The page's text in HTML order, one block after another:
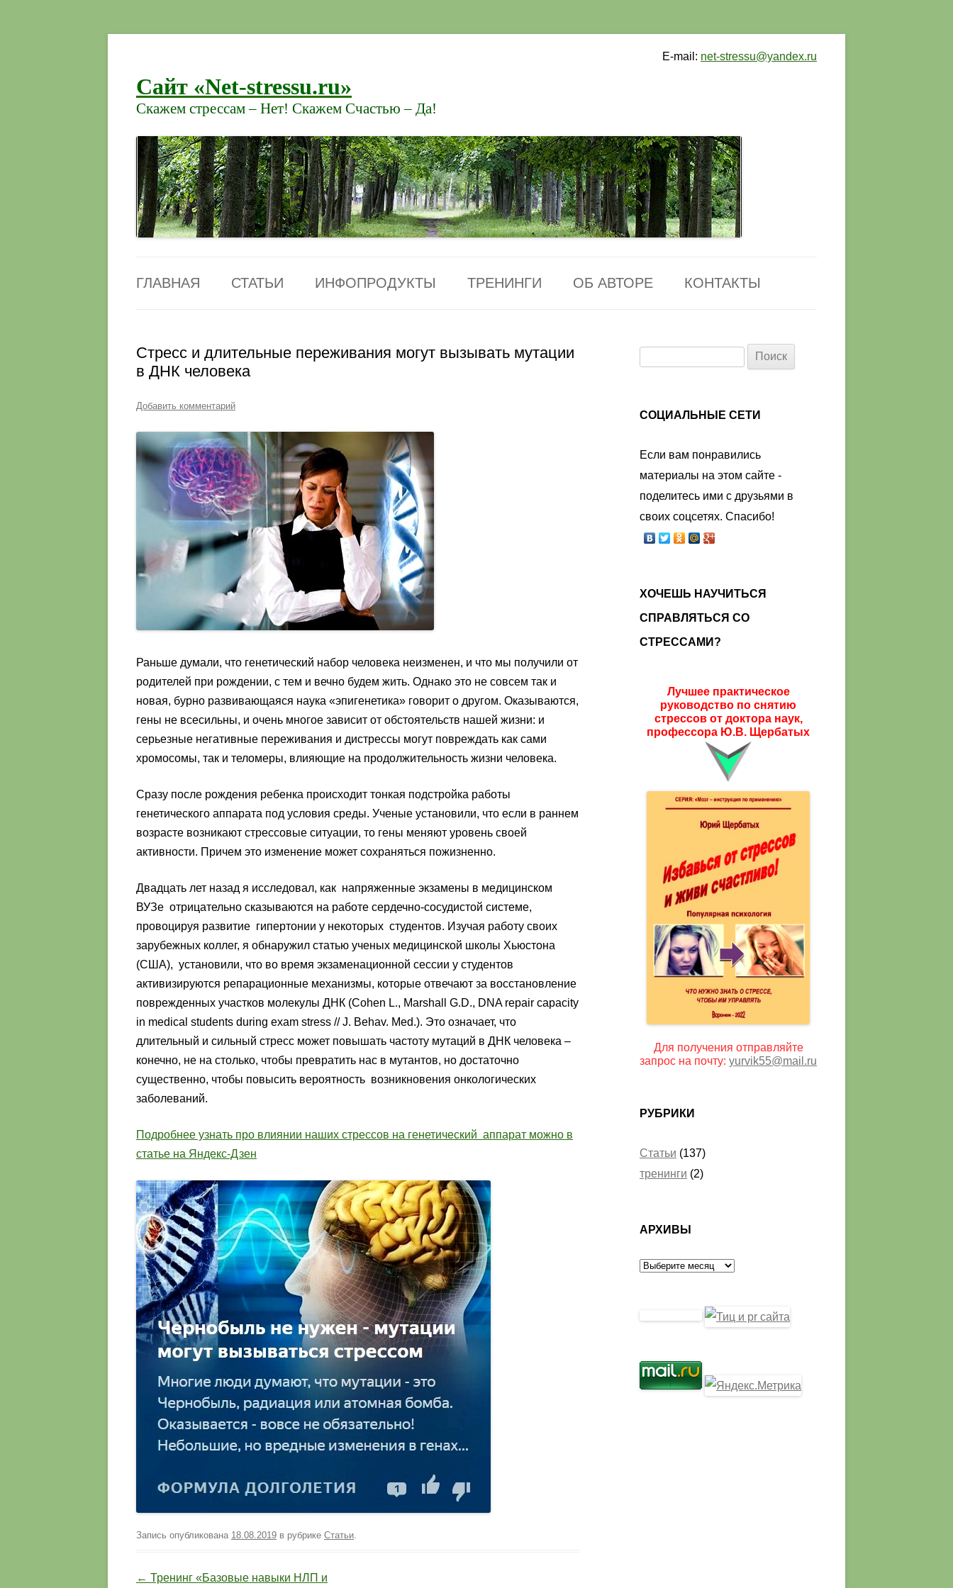
E-mail: net-stressu@yandex.ru
Сайт «Net-stressu.ru»
Скажем стрессам – Нет! Скажем Счастью – Да!
ГЛАВНАЯ СТАТЬИ ИНФОПРОДУКТЫ ТРЕНИНГИ ОБ АВТОРЕ КОНТАКТЫ
Стресс и длительные переживания могут вызывать мутации
в ДНК человека
Добавить комментарий
Раньше думали, что генетический набор человека неизменен, и что мы получили от
родителей при рождении, с тем и вечно будем жить. Однако это не совсем так и
новая, бурно развивающаяся наука «эпигенетика» говорит о другом. Оказываются,
гены не всесильны, и очень многое зависит от обстоятельств нашей жизни: и
серьезные негативные переживания и дистрессы могут повреждать как сами
хромосомы, так и теломеры, влияющие на продолжительность жизни человека.
Сразу после рождения ребенка происходит тонкая подстройка работы
генетического аппарата под условия среды. Ученые установили, что если в раннем
возрасте возникают стрессовые ситуации, то гены меняют уровень своей
активности. Причем это изменение может сохраняться пожизненно.
Двадцать лет назад я исследовал, как напряженные экзамены в медицинском
ВУЗе отрицательно сказываются на работе сердечно-сосудистой системе,
провоцируя развитие гипертонии у некоторых студентов. Изучая работу своих
зарубежных коллег, я обнаружил статью ученых медицинской школы Хьюстона
(США), установили, что во время экзаменационной сессии у студентов
активизируются репарационные механизмы, которые отвечают за восстановление
поврежденных участков молекулы ДНК (Cohen L., Marshall G.D., DNA repair capacity
in medical students during exam stress // J. Behav. Med.). Это означает, что
длительный и сильный стресс может повышать частоту мутаций в ДНК человека –
конечно, не на столько, чтобы превратить нас в мутантов, но достаточно
существенно, чтобы повысить вероятность возникновения онкологических
заболеваний.
Подробнее узнать про влиянии наших стрессов на генетический аппарат можно в
статье на Яндекс-Дзен
Запись опубликована 18.08.2019 в рубрике Статьи.
Навигация по записям
← Тренинг «Базовые навыки НЛП и
СОЦИАЛЬНЫЕ СЕТИ
Если вам понравились
материалы на этом сайте -
поделитесь ими с друзьями в
своих соцсетях. Спасибо!
ХОЧЕШЬ НАУЧИТЬСЯ
СПРАВЛЯТЬСЯ СО
СТРЕССАМИ?
Лучшее практическое
руководство по снятию
стрессов от доктора наук,
профессора Ю.В. Щербатых
Для получения отправляйте
запрос на почту: yurvik55@mail.ru
РУБРИКИ
Статьи (137)
тренинги (2)
АРХИВЫ
Архивы